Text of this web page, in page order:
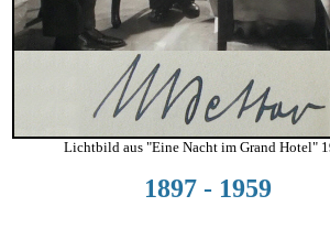
Lichtbild aus "Eine Nacht im Grand Hotel"
1897 - 1959